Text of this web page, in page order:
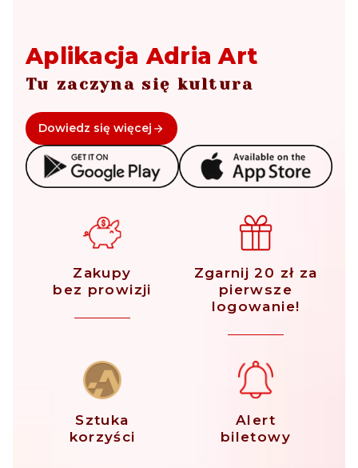
Aplikacja Adria Art
Tu zaczyna się kultura
Dowiedz się więcej
Zakupy
bez prowizji
Zgarnij 20 zł za
pierwsze
logowanie!
Sztuka
korzyści
Alert
biletowy